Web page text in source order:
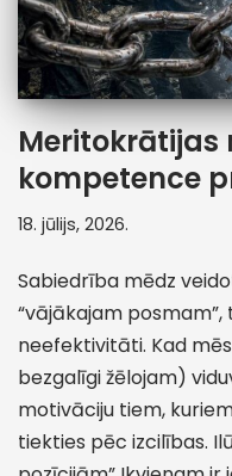
Meritokrātijas
kompetence
18. jūlijs, 2026.
Sabiedrība mēdz
“vājākajam
neefektivitāti. Kad
bezgalīgi žēlojam)
motivāciju tiem,
tiekties pēc izcilības.